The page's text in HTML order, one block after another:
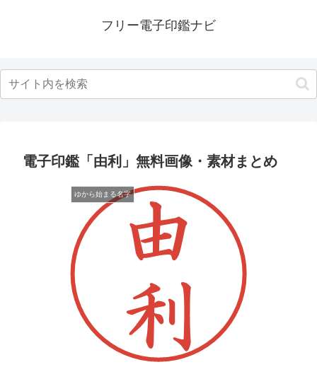
フリー電子印鑑ナビ
電子印鑑「由利」無料画像・素材まとめ
ゆから始まる名字